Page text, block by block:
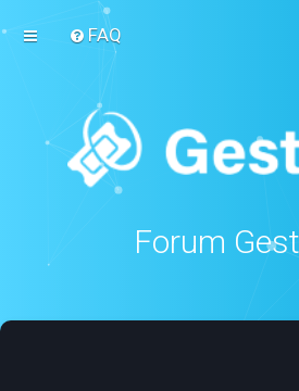
FAQ
Forum